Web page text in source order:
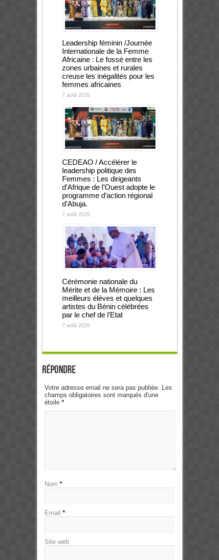
Leadership féminin /Journée
Internationale de la Femme
Africaine : Le fossé entre les
zones urbaines et rurales
creuse les inégalités pour les
femmes africaines
7 août 2026
CEDEAO / Accélérer le
leadership politique des
Femmes : Les dirigeants
d’Afrique de l’Ouest adopte le
programme d’action régional
d’Abuja.
7 août 2026
Cérémonie nationale du
Mérite et de la Mémoire : Les
meilleurs élèves et quelques
artistes du Bénin célébrées
par le chef de l’Etat
7 août 2026
Répondre
Votre adresse email ne sera pas publiée. Les
champs obligatoires sont marqués d'une
étoile *
Nom *
Email *
Site web